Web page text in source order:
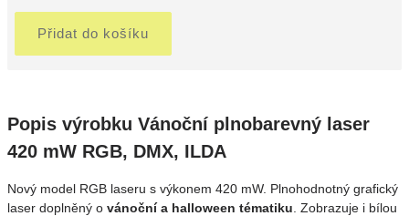
Přidat do košíku
Popis výrobku Vánoční plnobarevný laser
420 mW RGB, DMX, ILDA
Nový model RGB laseru s výkonem 420 mW. Plnohodnotný grafický
laser doplněný o vánoční a halloween tématiku . Zobrazuje i bílou